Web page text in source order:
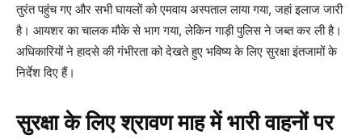
तुरंत पहुंच गए और सभी घायलों को एमवाय अस्पताल लाया गया, जहां इलाज जारी
है। आयशर का चालक मौके से भाग गया, लेकिन गाड़ी पुलिस ने जब्त कर ली है।
अधिकारियों ने हादसे की गंभीरता को देखते हुए भविष्य के लिए सुरक्षा इंतजामों के
निर्देश दिए हैं।
सुरक्षा के लिए श्रावण माह में भारी वाहनों पर